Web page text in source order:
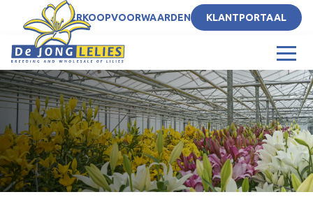
NLVERKOOPVOORWAARDEN KLANTPORTAAL